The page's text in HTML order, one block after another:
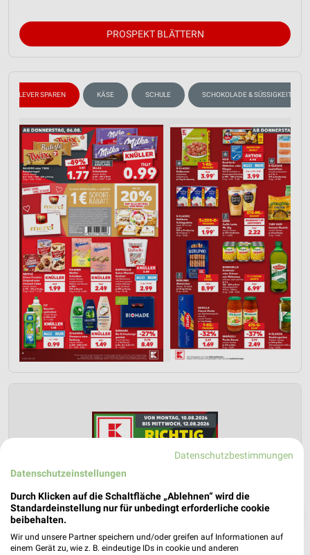
PROSPEKT BLÄTTERN
CLEVER SPAREN KÄSE SCHULE SCHOKOLADE & SÜSSIGKEITEN
Datenschutzbestimmungen
Datenschutzeinstellungen
Durch Klicken auf die Schaltfläche „Ablehnen“ wird die
Standardeinstellung nur für unbedingt erforderliche cookie
beibehalten.
Wir und unsere Partner speichern und/oder greifen auf Informationen auf
einem Gerät zu, wie z. B. eindeutige IDs in cookie und anderen